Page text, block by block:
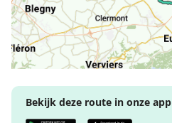
Bekijk deze route in onze app